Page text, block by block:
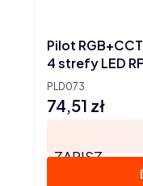
PLD073
Pilot
4 strefy LED
Cena
74,51 zł
ZAPISZ